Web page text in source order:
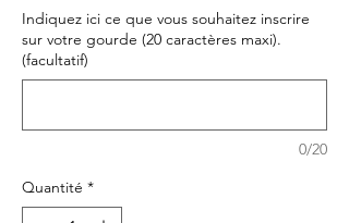
Indiquez ici ce que vous souhaitez inscrire
sur votre gourde (20 caractères maxi).
(facultatif)
0/20
Quantité *